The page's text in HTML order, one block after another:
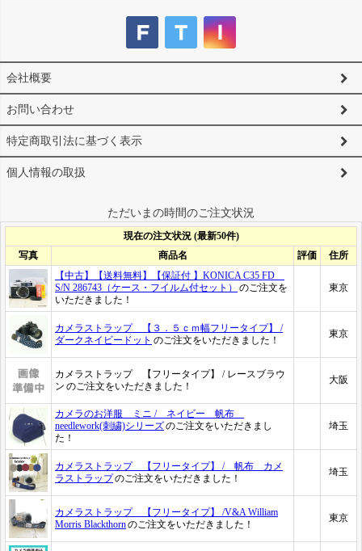
会社概要
お問い合わせ
特定商取引法に基づく表示
個人情報の取扱
ただいまの時間のご注文状況